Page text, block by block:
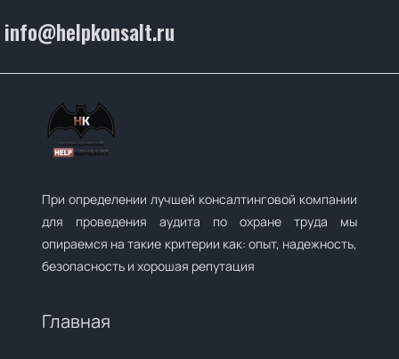
info@helpkonsalt.ru
При определении лучшей консалтинговой компании
для проведения аудита по охране труда мы
опираемся на такие критерии как: опыт, надежность,
безопасность и хорошая репутация
Главная